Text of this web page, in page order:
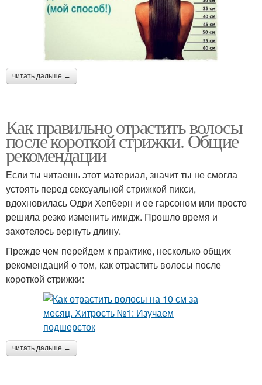
читать дальше →
Как правильно отрастить волосы
после короткой стрижки. Общие
рекомендации
Если ты читаешь этот материал, значит ты не смогла
устоять перед сексуальной стрижкой пикси,
вдохновилась Одри Хепберн и ее гарсоном или просто
решила резко изменить имидж. Прошло время и
захотелось вернуть длину.
Прежде чем перейдем к практике, несколько общих
рекомендаций о том, как отрастить волосы после
короткой стрижки:
читать дальше →